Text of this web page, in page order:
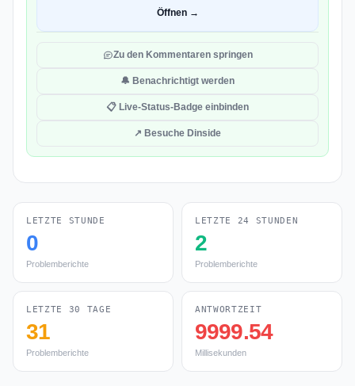
Öffnen →
Zu den Kommentaren springen
🔔 Benachrichtigt werden
📋 Live-Status-Badge einbinden
↗ Besuche Dinside
LETZTE STUNDE
0
Problemberichte
LETZTE 24 STUNDEN
2
Problemberichte
LETZTE 30 TAGE
31
Problemberichte
ANTWORTZEIT
9999.54
Millisekunden